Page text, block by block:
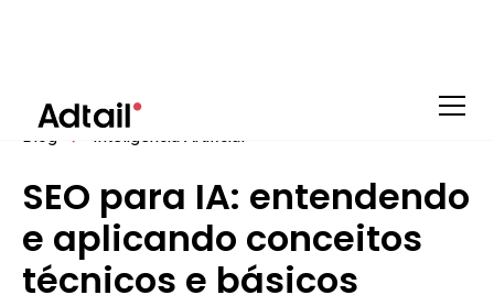
Blog Inteligência Artificial
SEO para IA: entendendo
e aplicando conceitos
técnicos e básicos